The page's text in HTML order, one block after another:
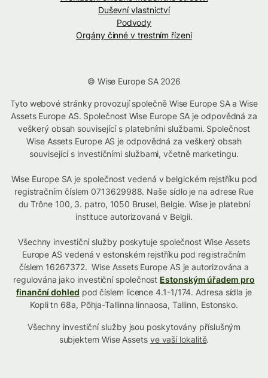
Duševní vlastnictví
Podvody
Orgány činné v trestním řízení
© Wise Europe SA 2026
Tyto webové stránky provozují společně Wise Europe SA a Wise
Assets Europe AS. Společnost Wise Europe SA je odpovědná za
veškerý obsah související s platebními službami. Společnost
Wise Assets Europe AS je odpovědná za veškerý obsah
související s investičními službami, včetně marketingu.
Wise Europe SA je společnost vedená v belgickém rejstříku pod
registračním číslem 0713629988. Naše sídlo je na adrese Rue
du Trône 100, 3. patro, 1050 Brusel, Belgie. Wise je platební
instituce autorizovaná v Belgii.
Všechny investiční služby poskytuje společnost Wise Assets
Europe AS vedená v estonském rejstříku pod registračním
číslem 16267372. Wise Assets Europe AS je autorizována a
regulována jako investiční společnost Estonským úřadem pro
finanční dohled pod číslem licence 4.1-1/174. Adresa sídla je
Kopli tn 68a, Põhja-Tallinna linnaosa, Tallinn, Estonsko.
Všechny investiční služby jsou poskytovány příslušným
subjektem Wise Assets ve vaší lokalitě.